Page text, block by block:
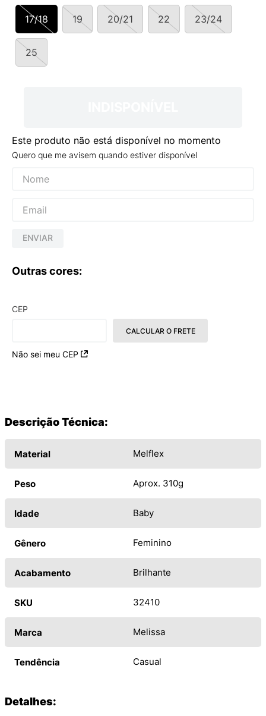
17/18 19 20/21 22 23/24
25
Este produto não está disponível no momento
Quero que me avisem quando estiver disponível
ENVIAR
Outras cores:
CEP
Não sei meu CEP
CALCULAR O FRETE
Descrição Técnica:
Material Melflex
Peso Aprox. 310g
Idade Baby
Gênero Feminino
Acabamento Brilhante
SKU 32410
Marca Melissa
Tendência Casual
Detalhes:
9º
VEJA COUNTRY
10º NEW 530